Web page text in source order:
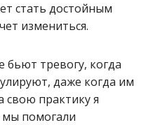
стать достойным
измениться.
тревогу, когда
даже когда им
свою практику я
мы помогали